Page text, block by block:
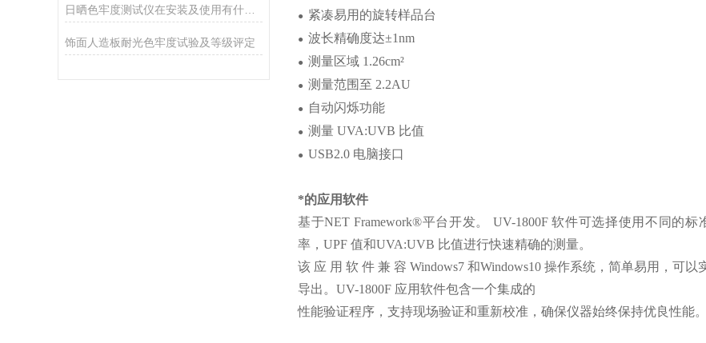
日晒色牢度测试仪在安装及使用有什么需要注意的地方？
饰面人造板耐光色牢度试验及等级评定
● 紧凑易用的旋转样品台
● 波长精确度达±1nm
● 测量区域 1.26cm²
● 测量范围至 2.2AU
● 自动闪烁功能
● 测量 UVA:UVB 比值
● USB2.0 电脑接口
*的应用软件
基于NET Framework®平台开发。 UV-1800F 软件可选择使用不同的
率，UPF 值和UVA:UVB 比值进行快速精确的测量。
该 应 用 软 件 兼 容 Windows7 和Windows10 操作系统，简单易用，可
导出。UV-1800F 应用软件包含一个集成的
性能验证程序，支持现场验证和重新校准，确保仪器始终保持优良性能。